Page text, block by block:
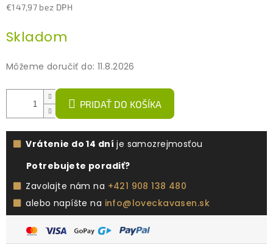
€147,97 bez DPH
cena:
Skladom
Môžeme doručiť do: 11.8.2026
PRIDAŤ DO KOŠÍKA
Vrátenie do 14 dní je samozrejmosťou
Potrebujete poradiť?
Zavolajte nám na +421 908 138 480
alebo napíšte na info@loveckavasen.sk